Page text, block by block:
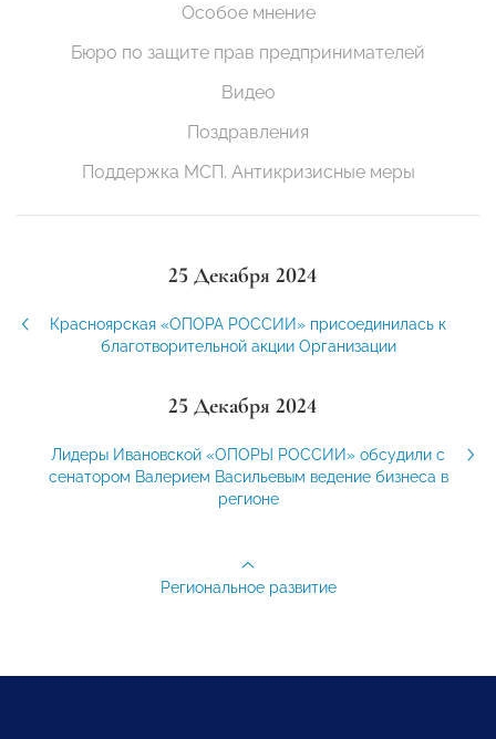
Особое мнение
Бюро по защите прав предпринимателей
Видео
Поздравления
Поддержка МСП. Антикризисные меры
25 Декабря 2024
Красноярская «ОПОРА РОССИИ» присоединилась к
благотворительной акции Организации
25 Декабря 2024
Лидеры Ивановской «ОПОРЫ РОССИИ» обсудили с
сенатором Валерием Васильевым ведение бизнеса в
регионе
Региональное развитие